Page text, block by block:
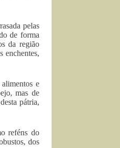
pelas
de forma
da região
enchentes,
e
mas de
pátria,
reféns do
dos